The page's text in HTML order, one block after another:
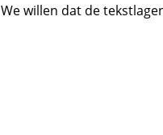
We willen dat de